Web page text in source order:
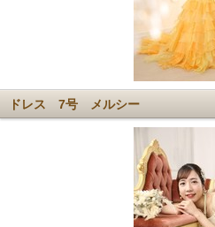
ドレス 7号 メルシー